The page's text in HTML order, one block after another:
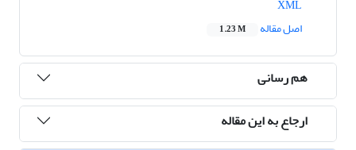
اصل مقاله
1.23 M
هم رسانی
ارجاع به این مقاله